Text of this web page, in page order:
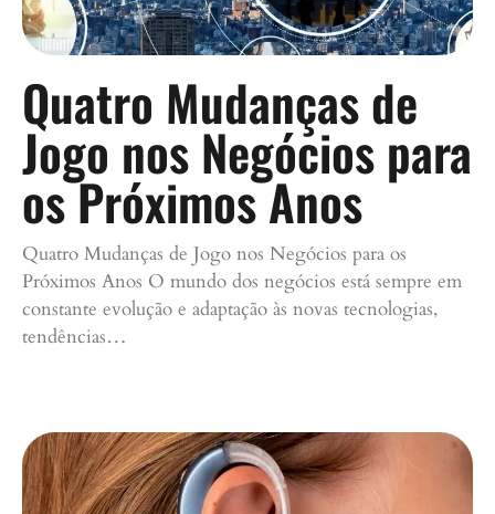
Quatro Mudanças de
Jogo nos Negócios para
os Próximos Anos
Quatro Mudanças de Jogo nos Negócios para os
Próximos Anos O mundo dos negócios está sempre em
constante evolução e adaptação às novas tecnologias,
tendências…